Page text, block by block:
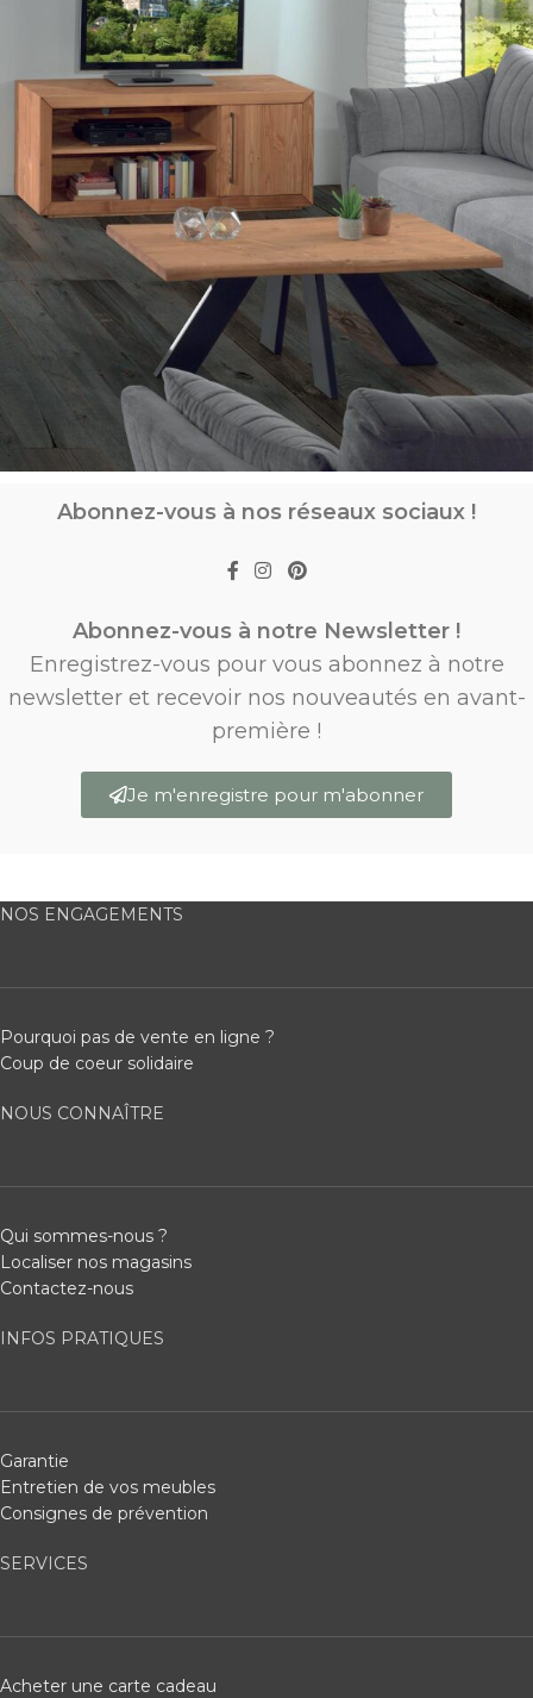
Abonnez-vous à nos réseaux sociaux !
Abonnez-vous à notre Newsletter !
Enregistrez-vous pour vous abonnez à notre
newsletter et recevoir nos nouveautés en avant-
première !
Je m'enregistre pour m'abonner
NOS ENGAGEMENTS
Pourquoi pas de vente en ligne ?
Coup de coeur solidaire
NOUS CONNAÎTRE
Qui sommes-nous ?
Localiser nos magasins
Contactez-nous
INFOS PRATIQUES
Garantie
Entretien de vos meubles
Consignes de prévention
SERVICES
Acheter une carte cadeau